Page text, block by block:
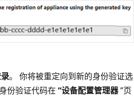
。 你将被重定向到新的身份验证选
份验证代码在 “设备配置管理器”页